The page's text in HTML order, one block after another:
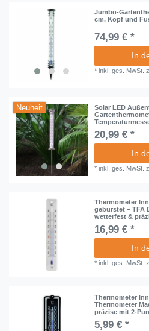
Jumbo-
cm, Kopf und
74,99 € *
In
*inkl. ges. MwSt.
Neuheit
Solar LED
20,99 € *
In
*inkl. ges. MwSt.
Thermometer
gebürstet – TFA
wetterfest &
16,99 € *
In
*inkl. ges. MwSt.
Thermometer
Thermometer
präzise mit 2-
5,99 € *